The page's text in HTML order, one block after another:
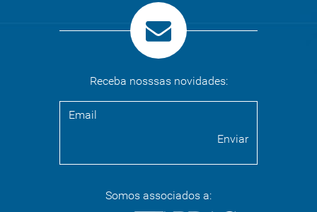
Receba nosssas novidades:
Somos associados a: